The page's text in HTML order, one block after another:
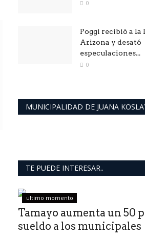
0
Poggi recibió a la
Arizona y desató
especulaciones...
0
MUNICIPALIDAD DE JUANA
TE PUEDE INTERESAR..
ultimo momento
Tamayo aumenta un 50
sueldo a los municipales